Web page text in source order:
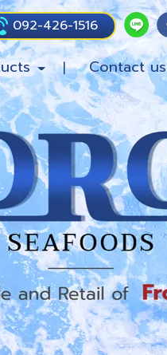
Contact us
092-426-1516